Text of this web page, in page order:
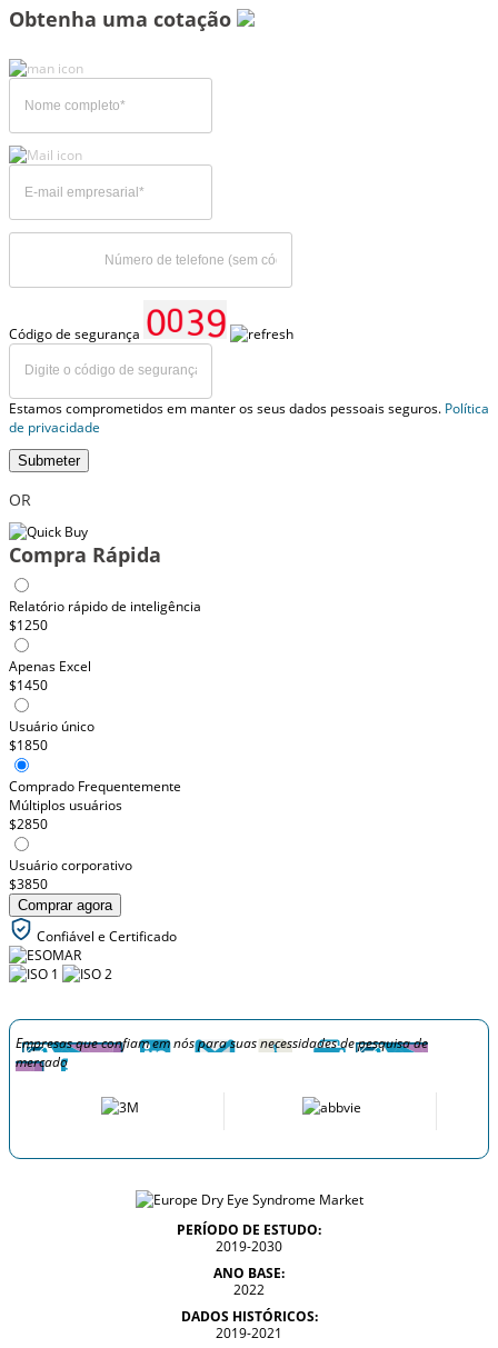
Obtenha uma cotação
Código de segurança
Estamos comprometidos em manter os seus dados pessoais seguros. Política
de privacidade
Submeter
OR
Compra Rápida
Relatório rápido de inteligência
$1250
Apenas Excel
$1450
Usuário único
$1850
Comprado Frequentemente
Múltiplos usuários
$2850
Usuário corporativo
$3850
Comprar agora
Confiável e Certificado
Empresas que confiam em nós para suas necessidades de pesquisa de
mercado
PERÍODO DE ESTUDO:
2019-2030
ANO BASE:
2022
DADOS HISTÓRICOS:
2019-2021